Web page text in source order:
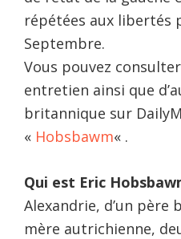
répétées aux libertés
Septembre.
Vous pouvez
entretien ainsi que
britannique sur
« Hobsbawm« .
Qui est Eric
Alexandrie, d’un père
mère autrichienne,